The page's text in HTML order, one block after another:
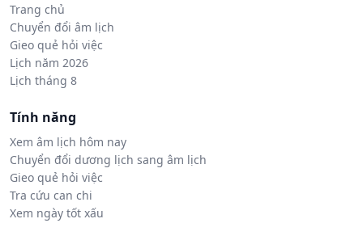
Trang chủ
Chuyển đổi âm lịch
Gieo quẻ hỏi việc
Lịch năm 2026
Lịch tháng 8
Tính năng
Xem âm lịch hôm nay
Chuyển đổi dương lịch sang âm lịch
Gieo quẻ hỏi việc
Tra cứu can chi
Xem ngày tốt xấu